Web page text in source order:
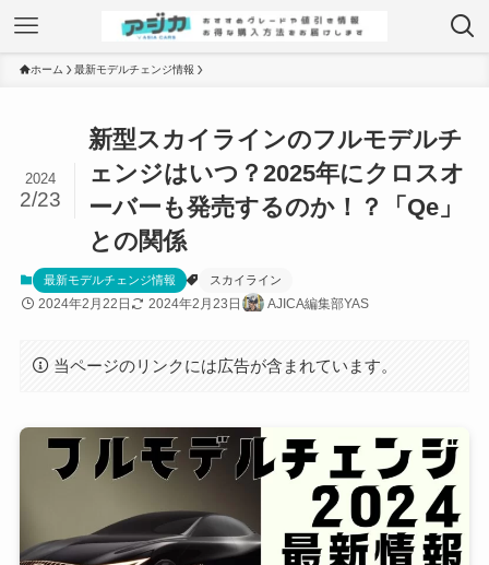
ホーム 最新モデルチェンジ情報
新型スカイラインのフルモデルチ
ェンジはいつ？2025年にクロスオ
ーバーも発売するのか！？「Qe」
との関係
2024
2/23
最新モデルチェンジ情報 スカイライン
2024年2月22日 2024年2月23日 AJICA編集部YAS
当ページのリンクには広告が含まれています。